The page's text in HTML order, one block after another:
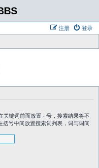
登录
注册
关键词前面放置 - 号，搜索结果将不
号中间放置搜索词列表，词与词间